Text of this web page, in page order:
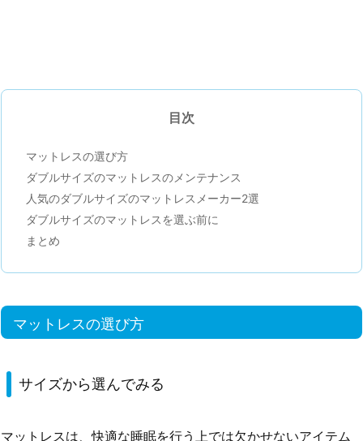
目次
マットレスの選び方
ダブルサイズのマットレスのメンテナンス
人気のダブルサイズのマットレスメーカー2選
ダブルサイズのマットレスを選ぶ前に
まとめ
マットレスの選び方
サイズから選んでみる
マットレスは、快適な睡眠を行う上では欠かせないアイテム